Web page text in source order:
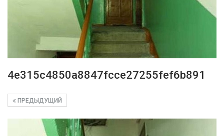
4e315c4850a8847fcce27255fef6b891
ПРЕДЫДУЩИЙ